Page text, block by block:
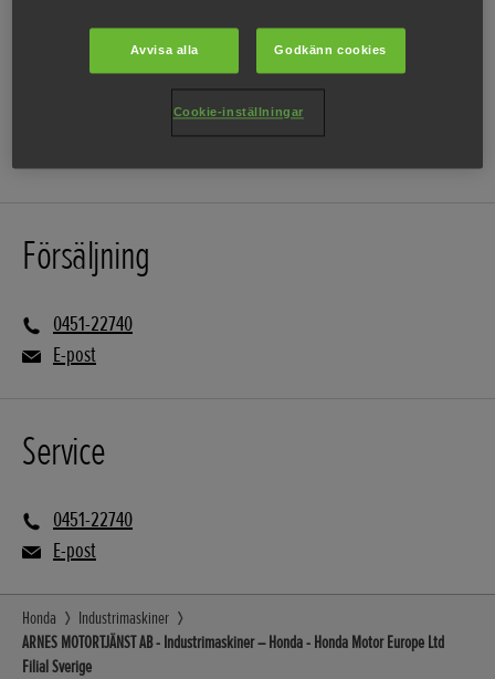
FÅ VÄGBESKRIVNING
Försäljning
0451-22740
E-post
Service
0451-22740
E-post
Honda
Industrimaskiner
ARNES MOTORTJÄNST AB - Industrimaskiner – Honda - Honda Motor Europe Ltd
Filial Sverige
Avvisa alla Godkänn cookies
Cookie-inställningar